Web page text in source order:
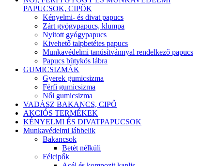
PAPUCSOK, CIPŐK
Kényelmi- és divat papucs
Zárt gyógypapucs, klumpa
Nyitott gyógypapucs
Kivehető talpbetétes papucs
Munkavédelmi tanúsítvánnyal rendelkező papucs
Papucs bütykös lábra
GUMICSIZMÁK
Gyerek gumicsizma
Férfi gumicsizma
Női gumicsizma
VADÁSZ BAKANCS, CIPŐ
AKCIÓS TERMÉKEK
KÉNYELMI ÉS DIVATPAPUCSOK
Munkavédelmi lábbelik
Bakancsok
Betét nélküli
Félcipők